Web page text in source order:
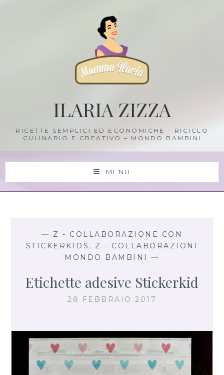
ILARIA ZIZZA
RICETTE SEMPLICI ED ECONOMICHE – RICICLO
CULINARIO E CREATIVO – MONDO BAMBINI
MENU
— Z - COLLABORAZIONE CON
STICKERKIDS , Z - COLLABORAZIONI
MONDO BAMBINI
—
Etichette adesive Stickerkid
28 FEBBRAIO 2017